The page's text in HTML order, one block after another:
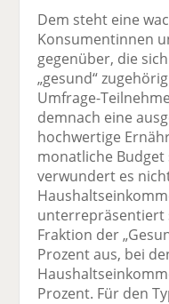
Dem steht eine
Konsumentinnen
gegenüber, die
„gesund“
Umfrage-
demnach eine
hochwertige
monatliche
verwundert es
unterrepräsentiert
Fraktion der
Prozent aus, bei
Prozent. Für den